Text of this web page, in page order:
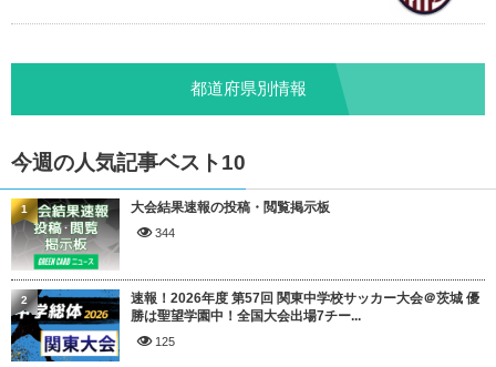
都道府県別情報
今週の人気記事ベスト10
大会結果速報の投稿・閲覧掲示板
344
1
速報！2026年度 第57回 関東中学校サッカー大会＠茨城 優
勝は聖望学園中！全国大会出場7チー...
125
2